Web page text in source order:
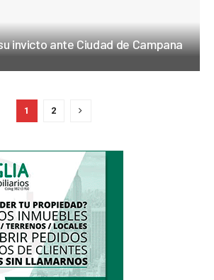
invicto ante Ciudad de Campana
1 2